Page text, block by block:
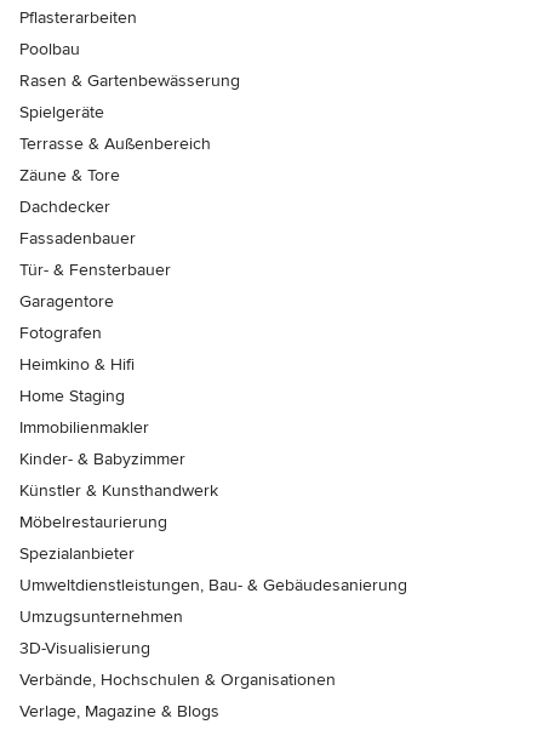
Pflasterarbeiten
Poolbau
Rasen & Gartenbewässerung
Spielgeräte
Terrasse & Außenbereich
Zäune & Tore
Dachdecker
Fassadenbauer
Tür- & Fensterbauer
Garagentore
Fotografen
Heimkino & Hifi
Home Staging
Immobilienmakler
Kinder- & Babyzimmer
Künstler & Kunsthandwerk
Möbelrestaurierung
Spezialanbieter
Umweltdienstleistungen, Bau- & Gebäudesanierung
Umzugsunternehmen
3D-Visualisierung
Verbände, Hochschulen & Organisationen
Verlage, Magazine & Blogs